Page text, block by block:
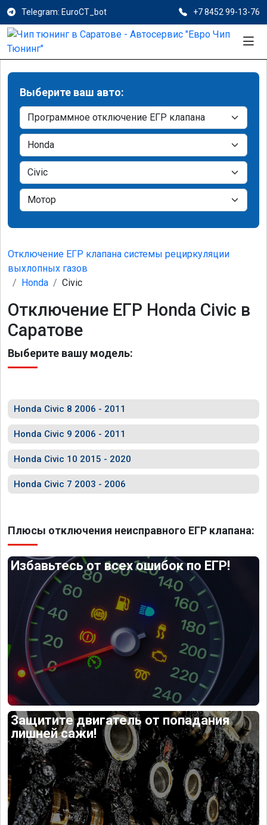
Telegram: EuroCT_bot +7 8452 99-13-76
Выберите ваш авто:
Отключение ЕГР клапана системы рециркуляции
выхлопных газов
Honda
Civic
Отключение ЕГР Honda Civic в
Саратове
Выберите вашу модель:
Honda Civic 8 2006 - 2011
Honda Civic 9 2006 - 2011
Honda Civic 10 2015 - 2020
Honda Civic 7 2003 - 2006
Плюсы отключения неисправного ЕГР клапана:
Избавьтесь от всех ошибок по ЕГР!
Защитите двигатель от попадания
лишней сажи!